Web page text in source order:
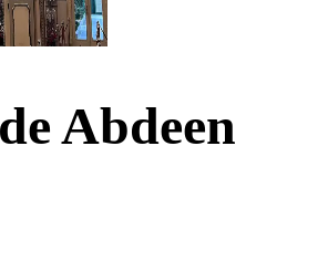
Abdeen